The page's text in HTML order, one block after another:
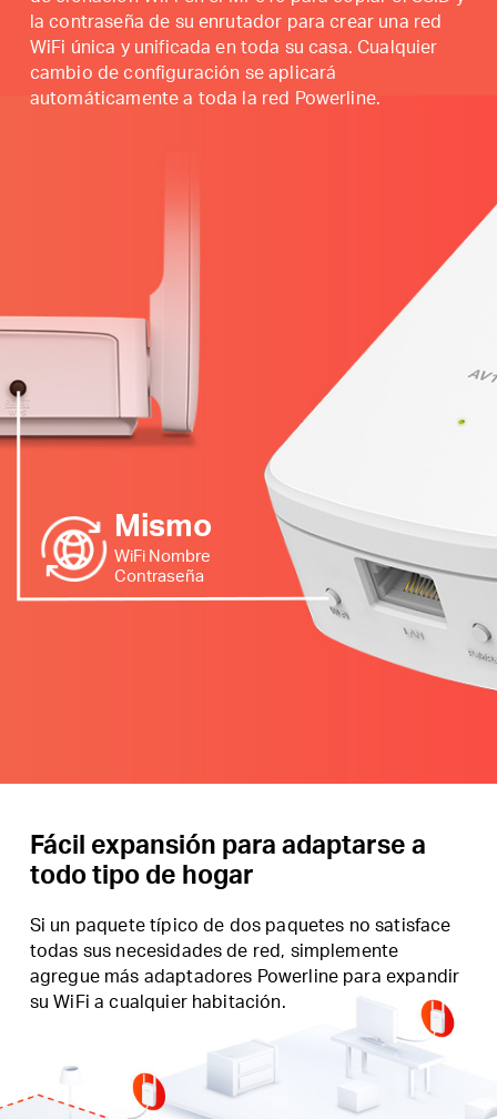
la contraseña de su enrutador para crear una red
WiFi única y unificada en toda su casa. Cualquier
cambio de configuración se aplicará
automáticamente a toda la red Powerline.
Mismo
WiFi Nombre
Contraseña
Fácil expansión para adaptarse a
todo tipo de hogar
Si un paquete típico de dos paquetes no satisface
todas sus necesidades de red, simplemente
agregue más adaptadores Powerline para expandir
su WiFi a cualquier habitación.